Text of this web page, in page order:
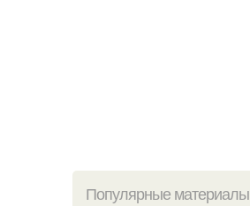
Популярные материалы